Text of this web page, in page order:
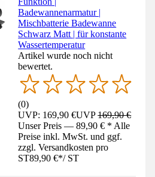
Badewannenarmatur |
Mischbatterie Badewanne
Schwarz Matt | für konstante
Wassertemperatur
Artikel wurde noch nicht
bewertet.
(0)
UVP: 169,90 €UVP169,90 €
Unser Preis — 89,90 € * Alle
Preise inkl. MwSt. und ggf.
zzgl. Versandkosten pro
ST89,90 €*/ ST